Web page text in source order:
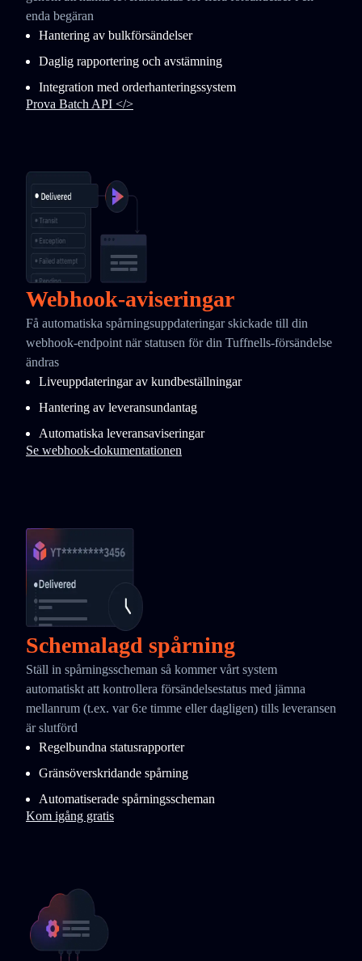
enda begäran
Hantering av bulkförsändelser
Daglig rapportering och avstämning
Integration med orderhanteringssystem
Prova Batch API </>
Webhook-aviseringar
Få automatiska spårningsuppdateringar skickade till din
webhook-endpoint när statusen för din Tuffnells-försändelse
ändras
Liveuppdateringar av kundbeställningar
Hantering av leveransundantag
Automatiska leveransaviseringar
Se webhook-dokumentationen
Schemalagd spårning
Ställ in spårningsscheman så kommer vårt system
automatiskt att kontrollera försändelsestatus med jämna
mellanrum (t.ex. var 6:e timme eller dagligen) tills leveransen
är slutförd
Regelbundna statusrapporter
Gränsöverskridande spårning
Automatiserade spårningsscheman
Kom igång gratis